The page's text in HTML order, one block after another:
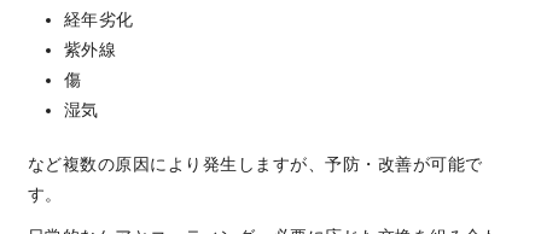
経年劣化
紫外線
傷
湿気
など複数の原因により発生しますが、予防・改善が可能で
す。